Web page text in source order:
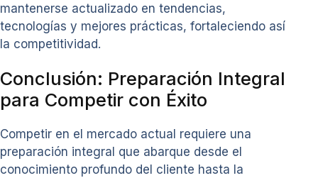
mantenerse actualizado en tendencias,
tecnologías y mejores prácticas, fortaleciendo así
la competitividad.
Conclusión: Preparación Integral
para Competir con Éxito
Competir en el mercado actual requiere una
preparación integral que abarque desde el
conocimiento profundo del cliente hasta la